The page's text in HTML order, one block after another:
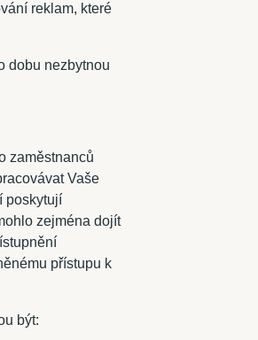
reklam, které
dobu nezbytnou
zaměstnanců
Vaše
poskytují
zejména dojít
přístupu k
být: